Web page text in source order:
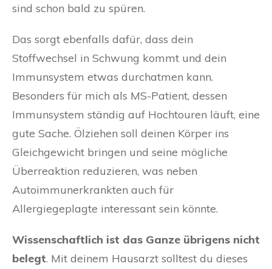
sind schon bald zu spüren.
Das sorgt ebenfalls dafür, dass dein
Stoffwechsel in Schwung kommt und dein
Immunsystem etwas durchatmen kann.
Besonders für mich als MS-Patient, dessen
Immunsystem ständig auf Hochtouren läuft, eine
gute Sache. Ölziehen soll deinen Körper ins
Gleichgewicht bringen und seine mögliche
Überreaktion reduzieren, was neben
Autoimmunerkrankten auch für
Allergiegeplagte interessant sein könnte.
Wissenschaftlich ist das Ganze übrigens nicht
belegt. Mit deinem Hausarzt solltest du dieses